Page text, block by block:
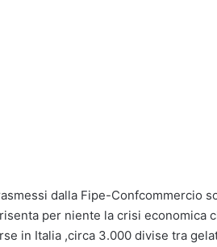
dalla Fipe-Confcommercio
per niente la crisi economica
in Italia ,circa 3.000 divise tra